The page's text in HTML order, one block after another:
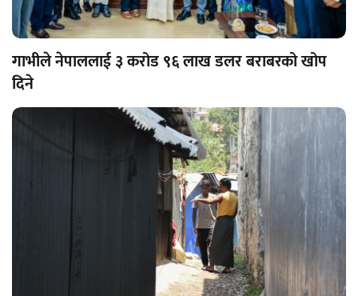
गाभीले नेपाललाई ३ करोड ९६ लाख डलर बराबरको खोप
दिने